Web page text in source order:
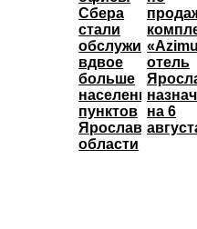
Сбера
стали
обслуживать
вдвое
больше
населенных
пунктов
Ярославской
области
отель
на 6